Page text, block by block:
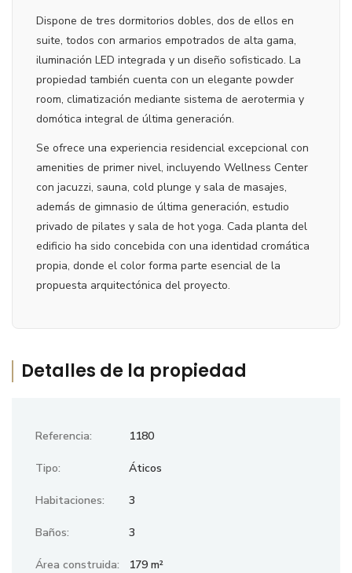
Dispone de tres dormitorios dobles, dos de ellos en
suite, todos con armarios empotrados de alta gama,
iluminación LED integrada y un diseño sofisticado. La
propiedad también cuenta con un elegante powder
room, climatización mediante sistema de aerotermia y
domótica integral de última generación.
Se ofrece una experiencia residencial excepcional con
amenities de primer nivel, incluyendo Wellness Center
con jacuzzi, sauna, cold plunge y sala de masajes,
además de gimnasio de última generación, estudio
privado de pilates y sala de hot yoga. Cada planta del
edificio ha sido concebida con una identidad cromática
propia, donde el color forma parte esencial de la
propuesta arquitectónica del proyecto.
Detalles de la propiedad
Referencia: 1180
Tipo: Áticos
Habitaciones: 3
Baños: 3
Área construida: 179 m²